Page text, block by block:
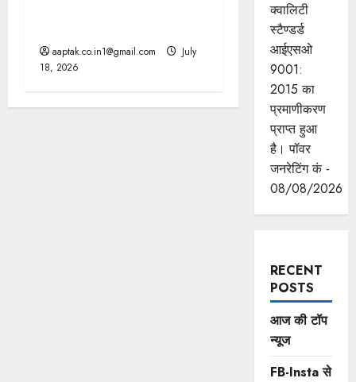
aaptak.co.in1@gmail.com
July
18, 2026
क्वालिटी
स्टैण्डर्ड
आईएसओ
9001:
2015 का
प्रमाणीकरण
प्राप्त हुआ
है। पॉवर
जनरेटिंग कं -
08/08/2026
RECENT
POSTS
आज की टॉप
न्यूज
FB-Insta से